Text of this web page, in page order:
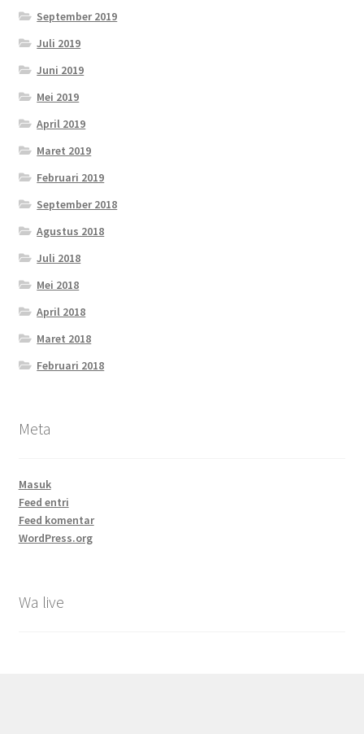
September 2019
Juli 2019
Juni 2019
Mei 2019
April 2019
Maret 2019
Februari 2019
September 2018
Agustus 2018
Juli 2018
Mei 2018
April 2018
Maret 2018
Februari 2018
Meta
Masuk
Feed entri
Feed komentar
WordPress.org
Wa live